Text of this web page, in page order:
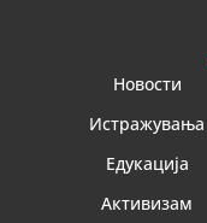
Новости
Истражувања
Едукација
Активизам